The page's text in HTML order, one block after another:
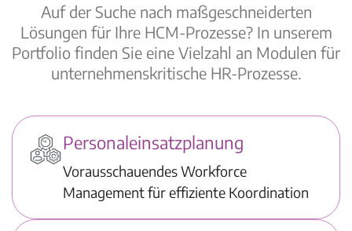
Auf der Suche nach maßgeschneiderten
Lösungen für Ihre HCM-Prozesse? In unserem
Portfolio finden Sie eine Vielzahl an Modulen für
unternehmenskritische HR-Prozesse.
Personaleinsatzplanung
Vorausschauendes Workforce
Management für effiziente Koordination